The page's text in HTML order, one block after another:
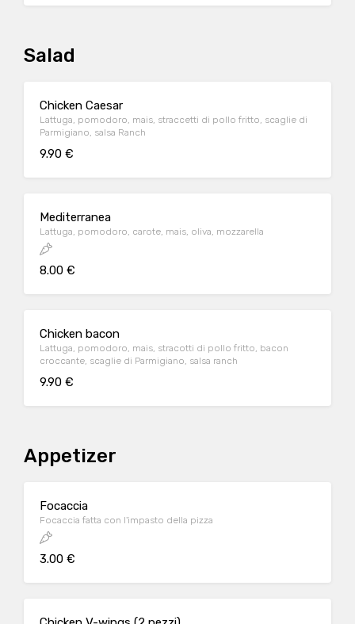
Salad
Chicken Caesar
Lattuga, pomodoro, mais, straccetti di pollo fritto, scaglie di
Parmigiano, salsa Ranch
9.90 €
Mediterranea
Lattuga, pomodoro, carote, mais, oliva, mozzarella
8.00 €
Chicken bacon
Lattuga, pomodoro, mais, stracotti di pollo fritto, bacon
croccante, scaglie di Parmigiano, salsa ranch
9.90 €
Appetizer
Focaccia
Focaccia fatta con l'impasto della pizza
3.00 €